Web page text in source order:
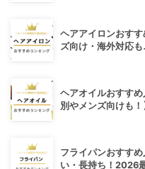
ヘアアイロンおす
ズ向け・海外対応も
ヘアオイルおすす
別やメンズ向けも！
フライパンおすす
い・長持ち！2026最